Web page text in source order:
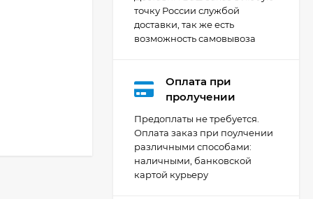
точку России службой
доставки, так же есть
возможность самовывоза
Оплата при
пролучении
Предоплаты не требуется.
Оплата заказ при поулчении
различными способами:
наличными, банковской
картой курьеру
Кухня Мишель -
длина 4,2 м
69 303₽
Кухня Принцесса -